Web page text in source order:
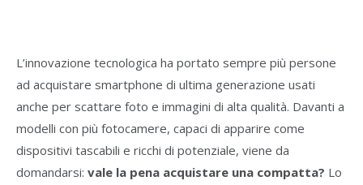
L’innovazione tecnologica ha portato sempre più persone
ad acquistare smartphone di ultima generazione usati
anche per scattare foto e immagini di alta qualità. Davanti a
modelli con più fotocamere, capaci di apparire come
dispositivi tascabili e ricchi di potenziale, viene da
domandarsi: vale la pena acquistare una compatta? Lo